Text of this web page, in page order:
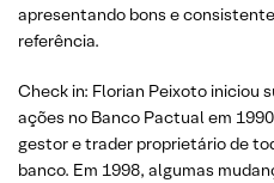
apresentando bons e
referência.
Check in: Florian Peixoto iniciou
ações no Banco Pactual em
gestor e trader proprietário de
banco. Em 1998, algumas